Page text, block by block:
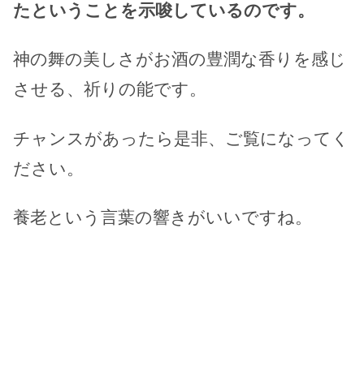
たということを示唆しているのです。
神の舞の美しさがお酒の豊潤な香りを感じ
させる、祈りの能です。
チャンスがあったら是非、ご覧になってく
ださい。
養老という言葉の響きがいいですね。